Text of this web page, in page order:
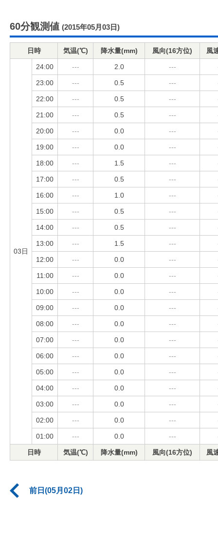
60分観測値 (2015年05月03日)
日時 気温(℃) 降水量(mm) 風向(16方位) 風
03日
24:00 --- 2.0 ---
23:00 --- 0.5 ---
22:00 --- 0.5 ---
21:00 --- 0.5 ---
20:00 --- 0.0 ---
19:00 --- 0.0 ---
18:00 --- 1.5 ---
17:00 --- 0.5 ---
16:00 --- 1.0 ---
15:00 --- 0.5 ---
14:00 --- 0.5 ---
13:00 --- 1.5 ---
12:00 --- 0.0 ---
11:00 --- 0.0 ---
10:00 --- 0.0 ---
09:00 --- 0.0 ---
08:00 --- 0.0 ---
07:00 --- 0.0 ---
06:00 --- 0.0 ---
05:00 --- 0.0 ---
04:00 --- 0.0 ---
03:00 --- 0.0 ---
02:00 --- 0.0 ---
01:00 --- 0.0 ---
日時 気温(℃) 降水量(mm) 風向(16方位) 風
前日(05月02日)